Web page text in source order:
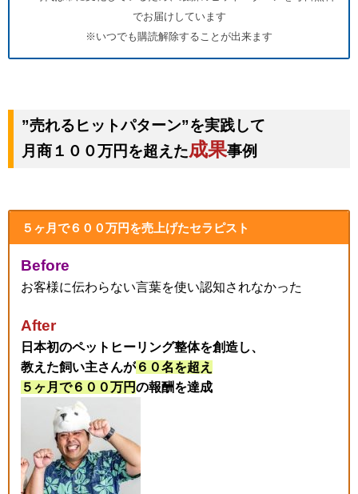
でお届けしています
※いつでも購読解除することが出来ます
”売れるヒットパターン”を実践して
月商１００万円を超えた成果事例
５ヶ月で６００万円を売上げたセラピスト
Before
お客様に伝わらない言葉を使い認知されなかった
After
日本初のペットヒーリング整体を創造し、
教えた飼い主さんが ６０名を超え
５ヶ月で６００万円の報酬を達成